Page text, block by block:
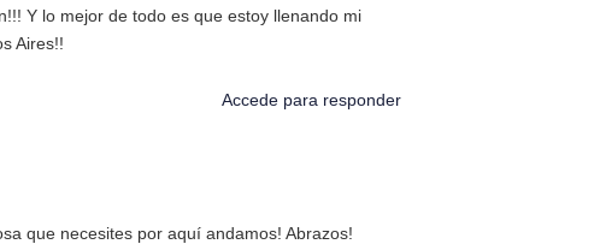
Y lo mejor de todo es que estoy llenando mi
Aires!!
Accede para responder
que necesites por aquí andamos! Abrazos!